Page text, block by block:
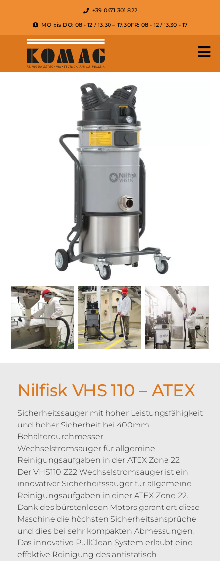
+39 0471 301 822
MO bis DO: 08 - 12 / 13.30 – 17.30FR: 08 - 12 / 13.30 - 17
Nilfisk VHS 110 – ATEX
Sicherheitssauger mit hoher Leistungsfähigkeit
und hoher Sicherheit bei 400mm
Behälterdurchmesser
Wechselstromsauger für allgemine
Reinigungsaufgaben in der ATEX Zone 22
Der VHS110 Z22 Wechselstromsauger ist ein
innovativer Sicherheitssauger für allgemeine
Reinigungsaufgaben in einer ATEX Zone 22.
Dank des bürstenlosen Motors garantiert diese
Maschine die höchsten Sicherheitsansprüche
und dies bei sehr kompakten Abmessungen.
Das innovative PullClean System erlaubt eine
effektive Reinigung des antistatisch